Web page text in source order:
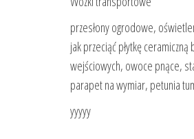
przesłony ogrodowe,
jak przeciąć płytkę
wejściowych, owoce pnące,
parapet na wymiar, petunia
yyyyy